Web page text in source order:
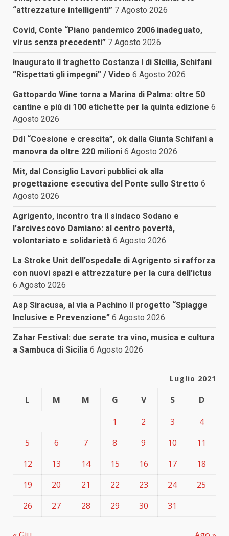
“attrezzature intelligenti” 7 Agosto 2026
Covid, Conte “Piano pandemico 2006 inadeguato,
virus senza precedenti” 7 Agosto 2026
Inaugurato il traghetto Costanza I di Sicilia, Schifani
“Rispettati gli impegni” / Video 6 Agosto 2026
Gattopardo Wine torna a Marina di Palma: oltre 50
cantine e più di 100 etichette per la quinta edizione 6
Agosto 2026
Ddl “Coesione e crescita”, ok dalla Giunta Schifani a
manovra da oltre 220 milioni 6 Agosto 2026
Mit, dal Consiglio Lavori pubblici ok alla
progettazione esecutiva del Ponte sullo Stretto 6
Agosto 2026
Agrigento, incontro tra il sindaco Sodano e
l’arcivescovo Damiano: al centro povertà,
volontariato e solidarietà 6 Agosto 2026
La Stroke Unit dell’ospedale di Agrigento si rafforza
con nuovi spazi e attrezzature per la cura dell’ictus
6 Agosto 2026
Asp Siracusa, al via a Pachino il progetto “Spiagge
Inclusive e Prevenzione” 6 Agosto 2026
Zahar Festival: due serate tra vino, musica e cultura
a Sambuca di Sicilia 6 Agosto 2026
Luglio 2021
L M M G V S
D
1
2 3
4
5
6 7 8 9 10
11
12
13 14 15 16 17
18
19
20 21 22 23 24
25
26
27 28 29 30 31